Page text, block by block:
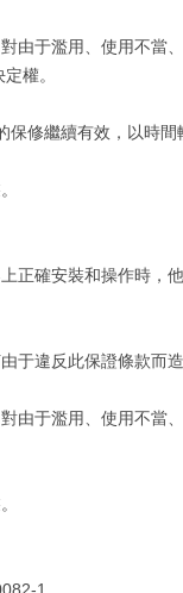
由于濫用、使用不當
定權。
保修繼續有效，以時
正確安裝和操作時，
于違反此保證條款而
由于濫用、使用不當